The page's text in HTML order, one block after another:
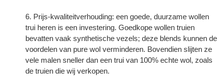
Prijs-kwaliteitverhouding: een goede, duurzame wollen
trui heren is een investering. Goedkope wollen truien
bevatten vaak synthetische vezels; deze blends kunnen de
voordelen van pure wol verminderen. Bovendien slijten ze
vele malen sneller dan een trui van 100% echte wol, zoals
de truien die wij verkopen.